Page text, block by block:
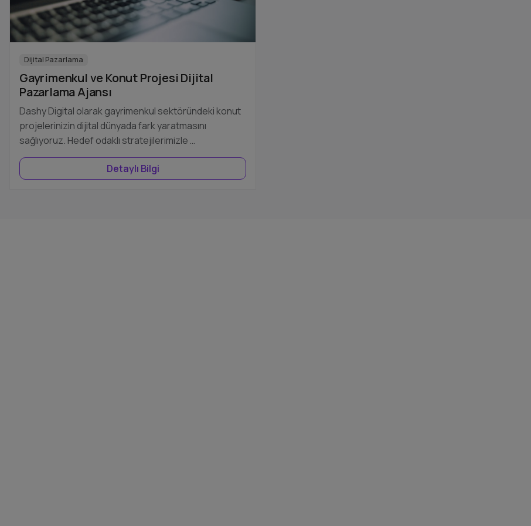
Dijital Pazarlama
Gayrimenkul ve Konut Projesi Dijital
Pazarlama Ajansı
Dashy Digital olarak gayrimenkul sektöründeki konut
projelerinizin dijital dünyada fark yaratmasını
sağlıyoruz. Hedef odaklı stratejilerimizle …
Detaylı Bilgi